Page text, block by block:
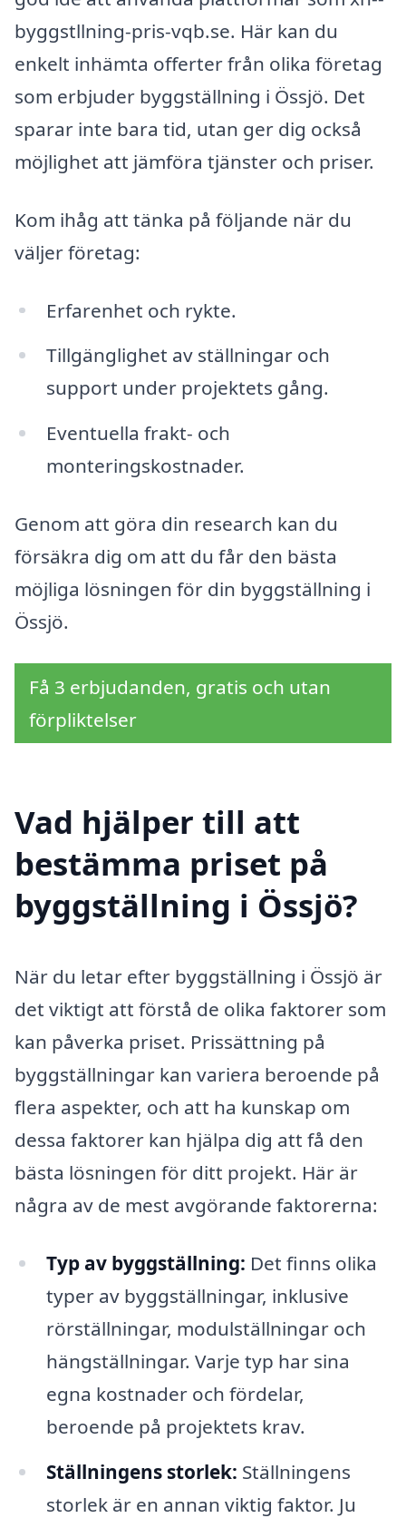
byggstllning-pris-vqb.se. Här kan du
enkelt inhämta offerter från olika företag
som erbjuder byggställning i Össjö. Det
sparar inte bara tid, utan ger dig också
möjlighet att jämföra tjänster och priser.
Kom ihåg att tänka på följande när du
väljer företag:
Erfarenhet och rykte.
Tillgänglighet av ställningar och
support under projektets gång.
Eventuella frakt- och
monteringskostnader.
Genom att göra din research kan du
försäkra dig om att du får den bästa
möjliga lösningen för din byggställning i
Össjö.
Få 3 erbjudanden, gratis och utan
förpliktelser
Vad hjälper till att
bestämma priset på
byggställning i Össjö?
När du letar efter byggställning i Össjö är
det viktigt att förstå de olika faktorer som
kan påverka priset. Prissättning på
byggställningar kan variera beroende på
flera aspekter, och att ha kunskap om
dessa faktorer kan hjälpa dig att få den
bästa lösningen för ditt projekt. Här är
några av de mest avgörande faktorerna:
Typ av byggställning: Det finns olika
typer av byggställningar, inklusive
rörställningar, modulställningar och
hängställningar. Varje typ har sina
egna kostnader och fördelar,
beroende på projektets krav.
Ställningens storlek: Ställningens
storlek är en annan viktig faktor. Ju